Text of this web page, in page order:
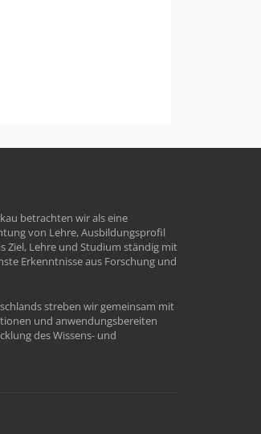
betrachten wir als eine
von Lehre, Ausbildungsprofil
Ziel, Lehre und Studium ständig mit
Erkenntnisse aus Forschung und
streben wir gemeinsam mit
und anwendungsbereiten
des Wissens- und